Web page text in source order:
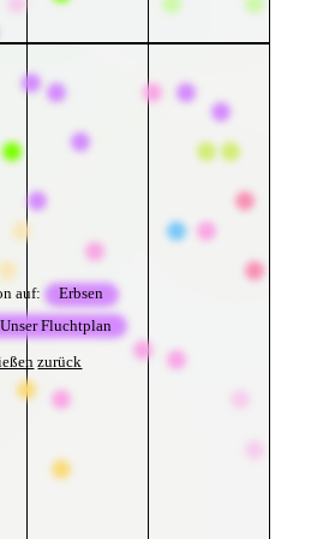
auf:
Erbsen
Unser Fluchtplan
zurück